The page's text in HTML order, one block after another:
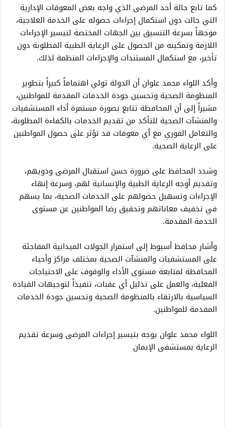
كما تابع حالة أحد المرضى الذي واجه بعض المعوقات الإدارية
التي حالت دون استكمال إجراءات حصوله على الخدمة العلاجية،
موجهاً بسرعة التنسيق بين الجهات المختصة لتيسير الإجراءات
اللازمة وتمكينه من الحصول على الرعاية الطبية المطلوبة دون
تأخير، مع استكمال المستندات والإجراءات المنظمة لذلك.
وأكد اللواء محمد علوان أن الدولة تولي اهتماماً كبيراً بتطوير
المنظومة الصحية وتحسين جودة الخدمات المقدمة للمواطنين،
مشيراً إلى أن المحافظة تتابع بصورة مستمرة أداء المستشفيات
والمنشآت الصحية للتأكد من تقديم الخدمات بالكفاءة المطلوبة،
والتعامل الفوري مع أي معوقات قد تؤثر على حصول المواطنين
على الرعاية الصحية.
وشدد المحافظ على ضرورة حسن استقبال المرضى وذويهم،
وتقديم أوجه الرعاية الطبية والإنسانية لهم، وسرعة إنهاء
الإجراءات وتسهيل حصولهم على الخدمات الصحية، بما يسهم
في تخفيف معاناتهم وتحقيق رضا المواطنين عن مستوى
الخدمة المقدمة.
وأشار محافظ أسيوط إلى استمرار الجولات الميدانية المفاجئة
على المستشفيات والمنشآت الصحية بمختلف مراكز وأحياء
المحافظة لمتابعة مستوى الأداء والوقوف على الاحتياجات
الفعلية، والعمل على تذليل أي عقبات، تنفيذاً لتوجيهات القيادة
السياسية بالارتقاء بالمنظومة الصحية وتحسين جودة الخدمات
المقدمة للمواطنين.
اللواء محمد علوان يوجه بتيسير إجراءات المرضى وسرعة تقديم
الرعاية بمستشفى الإيمان